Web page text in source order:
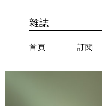
雜誌
首頁 訂閱